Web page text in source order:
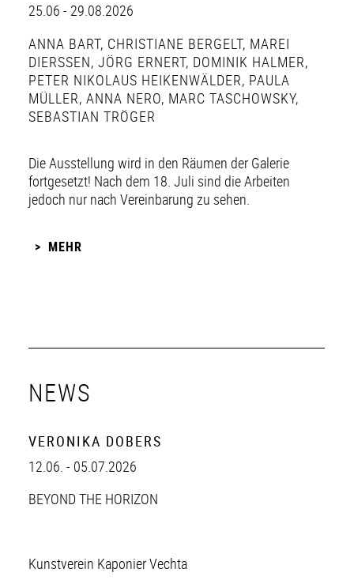
25.06 - 29.08.2026
ANNA BART, CHRISTIANE BERGELT, MAREI
DIERSSEN , JÖRG ERNERT, DOMINIK HALMER,
PETER NIKOLAUS HEIKENWÄLDER, PAULA
MÜLLER, ANNA NERO, MARC TASCHOWSKY,
SEBASTIAN TRÖGER
Die Ausstellung wird in den Räumen der Galerie
fortgesetzt! Nach dem 18. Juli sind die Arbeiten
jedoch nur nach Vereinbarung zu sehen.
MEHR
NEWS
VERONIKA DOBERS
12.06. - 05.07.2026
BEYOND THE HORIZON
Kunstverein Kaponier Vechta